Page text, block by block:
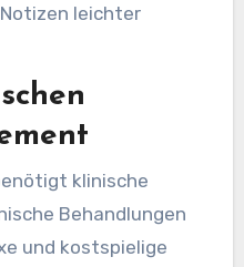
leichter
klinische
Behandlungen
und kostspielige